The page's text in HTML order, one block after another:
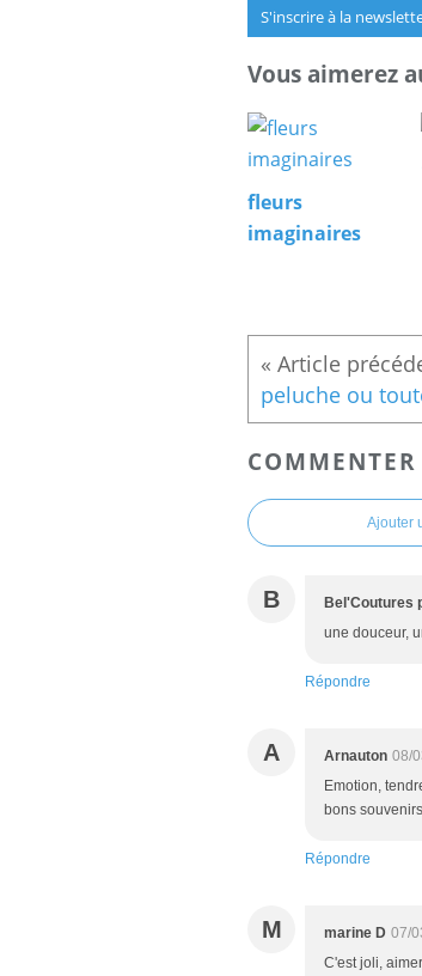
S'inscrire à la
Vous aimerez
fleurs
imaginaires
peluche ou
Ajouter
B Bel'Coutures
une douceur,
Répondre
A Arnauton 08/
Emotion,
bons
Répondre
M marine D 07/
C'est joli,